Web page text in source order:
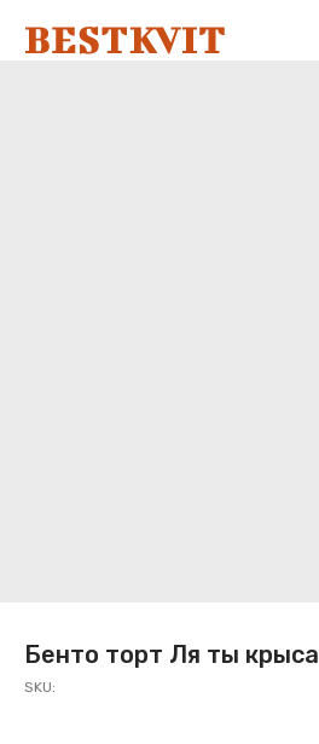
Бенто торт Ля ты крыса
SKU: